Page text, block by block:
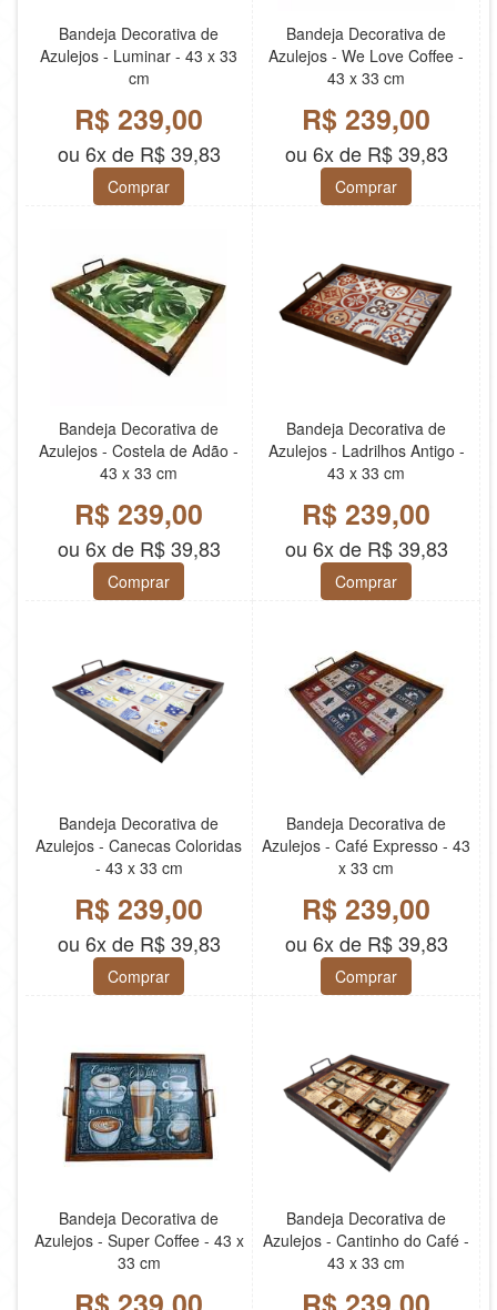
Bandeja Decorativa de
Azulejos - Luminar - 43 x 33
cm
R$ 239,00
ou 6x de R$ 39,83
Comprar
Bandeja Decorativa de
Azulejos - We Love Coffee -
43 x 33 cm
R$ 239,00
ou 6x de R$ 39,83
Comprar
Bandeja Decorativa de
Azulejos - Costela de Adão -
43 x 33 cm
R$ 239,00
ou 6x de R$ 39,83
Comprar
Bandeja Decorativa de
Azulejos - Ladrilhos Antigo -
43 x 33 cm
R$ 239,00
ou 6x de R$ 39,83
Comprar
Bandeja Decorativa de
Azulejos - Canecas Coloridas
- 43 x 33 cm
R$ 239,00
ou 6x de R$ 39,83
Comprar
Bandeja Decorativa de
Azulejos - Café Expresso - 43
x 33 cm
R$ 239,00
ou 6x de R$ 39,83
Comprar
Bandeja Decorativa de
Azulejos - Super Coffee - 43 x
33 cm
Bandeja Decorativa de
Azulejos - Cantinho do Café -
43 x 33 cm